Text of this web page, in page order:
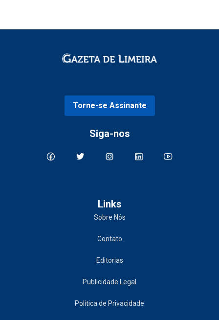
Torne-se Assinante
Siga-nos
Links
Sobre Nós
Contato
Editorias
Publicidade Legal
Política de Privacidade